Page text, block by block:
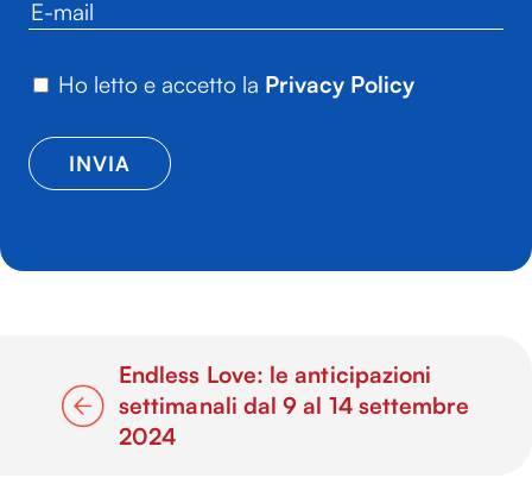
Ho letto e accetto la Privacy Policy
Endless Love: le anticipazioni
settimanali dal 9 al 14 settembre
2024